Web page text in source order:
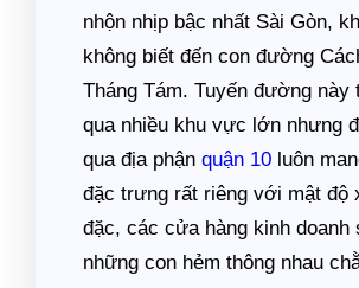
nhộn nhịp bậc nhất Sài Gòn,
không biết đến con đường
Tháng Tám. Tuyến đường này
qua nhiều khu vực lớn nhưng
qua địa phận quận 10 luôn
đặc trưng rất riêng với mật độ
đặc, các cửa hàng kinh doanh
những con hẻm thông nhau